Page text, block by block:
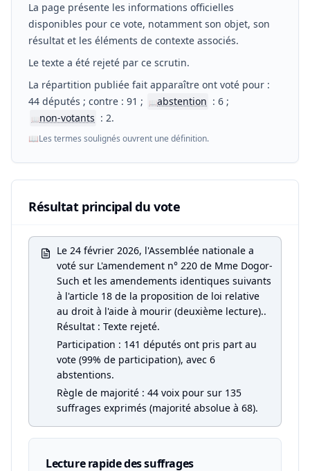
La page présente les informations officielles
disponibles pour ce vote, notamment son objet, son
résultat et les éléments de contexte associés.
Le texte a été rejeté par ce scrutin.
La répartition publiée fait apparaître ont voté pour :
44 députés ; contre : 91 ;
📖abstention : 6 ;
📖non-votants : 2.
📖Les termes soulignés ouvrent une définition.
Résultat principal du vote
Le 24 février 2026, l'Assemblée nationale a
voté sur L'amendement n° 220 de Mme Dogor-
Such et les amendements identiques suivants
à l'article 18 de la proposition de loi relative
au droit à l'aide à mourir (deuxième lecture)..
Résultat : Texte rejeté.
Participation : 141 députés ont pris part au
vote (99% de participation), avec 6
abstentions.
Règle de majorité : 44 voix pour sur 135
suffrages exprimés (majorité absolue à 68).
Lecture rapide des suffrages